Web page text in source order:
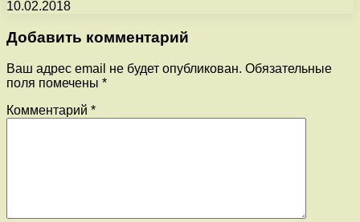
10.02.2018
Добавить комментарий
Ваш адрес email не будет опубликован. Обязательные
поля помечены *
Комментарий *